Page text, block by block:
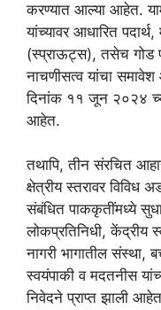
करण्यात आल्या आहेत.
यांच्यावर आधारित
(स्प्राऊट्स), तसेच गोड
नाचणीसत्व यांचा
दिनांक ११ जून २०२४
आहेत.
तथापि, तीन संरचित
क्षेत्रीय स्तरावर विविध
संबंधित पाककृतींमध्ये
लोकप्रतिनिधी, केंद्रीय
नागरी भागातील संस्था,
स्वयंपाकी व मदतनीस
निवेदने प्राप्त झाली